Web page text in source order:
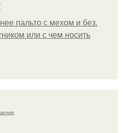
пальто с мехом и без.
или с чем носить